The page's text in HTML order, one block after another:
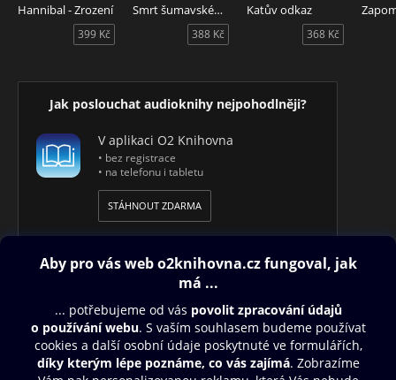
Hannibal - Zrození
399 Kč
Smrt šumavského poustevníka
388 Kč
Katův odkaz
368 Kč
Jak poslouchat audioknihy nejpohodlněji?
V aplikaci O2 Knihovna
• bez registrace
• na telefonu i tabletu
STÁHNOUT ZDARMA
Obsah ke stažení
Moje O2 Knihovna